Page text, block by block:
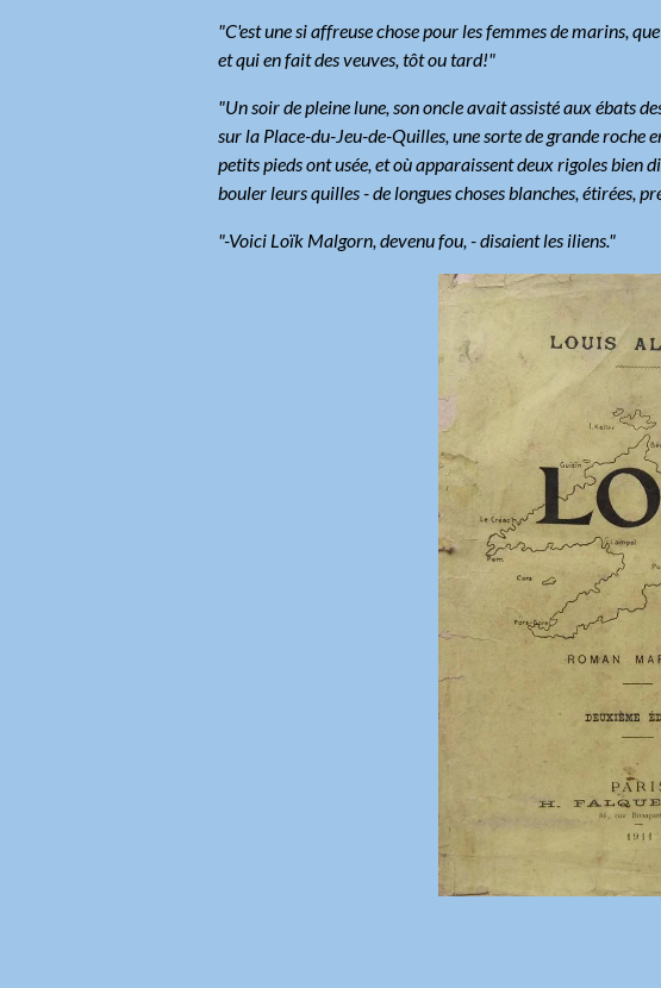
"C'est une si affreuse chose pour les femmes de marins,
et qui en fait des veuves, tôt ou tard!"
"Un soir de pleine lune, son oncle avait assisté aux ébats
sur la Place-du-Jeu-de-Quilles, une sorte de grande roche
petits pieds ont usée, et où apparaissent deux rigoles bien
bouler leurs quilles - de longues choses blanches, étirées,
"-Voici Loïk Malgorn, devenu fou, - disaient les iliens."